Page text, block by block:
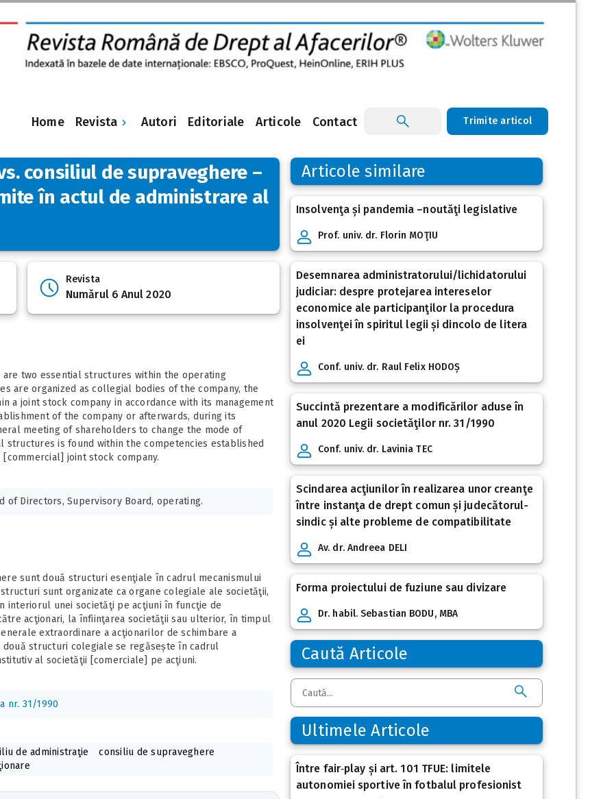
Home Revista Autori Editoriale Articole Contact Trimite articol
consiliul de supraveghere –
în actul de administrare al
Revista
Numărul 6 Anul 2020
two essential structures within the operating
are organized as collegial bodies of the company, the
a joint stock company in accordance with its management
of the company or afterwards, during its
meeting of shareholders to change the mode of
is found within the competencies established
joint stock company.
of Directors, Supervisory Board, operating.
sunt două structuri esenţiale în cadrul mecanismului
sunt organizate ca organe colegiale ale societăţii,
interiorul unei societăţi pe acţiuni în funcţie de
acţionari, la înfiinţarea societăţii sau ulterior, în timpul
extraordinare a acţionarilor de schimbare a
structuri colegiale se regăsește în cadrul
al societăţii [comerciale] pe acţiuni.
nr. 31/1990
de administraţie
consiliu de supraveghere
Articole similare
Insolvenţa și pandemia –noutăţi legislative
Prof. univ. dr. Florin MOŢIU
Desemnarea administratorului/lichidatorului
judiciar: despre protejarea intereselor
economice ale participanţilor la procedura
insolvenţei în spiritul legii și dincolo de litera
ei
Conf. univ. dr. Raul Felix HODOȘ
Succintă prezentare a modificărilor aduse în
anul 2020 Legii societăţilor nr. 31/1990
Conf. univ. dr. Lavinia TEC
Scindarea acţiunilor în realizarea unor creanţe
între instanţa de drept comun și judecătorul-
sindic și alte probleme de compatibilitate
Av. dr. Andreea DELI
Forma proiectului de fuziune sau divizare
Dr. habil. Sebastian BODU, MBA
Caută Articole
Ultimele Articole
Între fair‑play și art. 101 TFUE: limitele
autonomiei sportive în fotbalul profesionist